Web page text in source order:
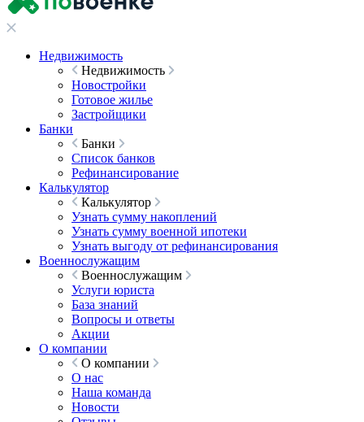
Недвижимость
Недвижимость
Новостройки
Готовое жилье
Застройщики
Банки
Банки
Список банков
Рефинансирование
Калькулятор
Калькулятор
Узнать сумму накоплений
Узнать сумму военной ипотеки
Узнать выгоду от рефинансирования
Военнослужащим
Военнослужащим
Услуги юриста
База знаний
Вопросы и ответы
Акции
О компании
О компании
О нас
Наша команда
Новости